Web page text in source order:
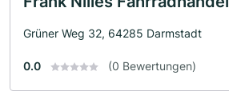
Grüner Weg 32, 64285 Darmstadt
0.0 (0 Bewertungen)